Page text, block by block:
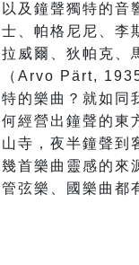
及鐘聲獨特的音
、帕格尼尼、李
威爾、狄帕克、
Arvo Pärt, 1935
的樂曲？就如同
經營出鐘聲的東
山寺，夜半鐘聲到
首樂曲靈感的來
弦樂、國樂曲都